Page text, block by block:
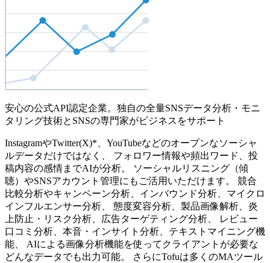
安心の公式API認定企業。独自の全量SNSデータ分析・モニ
タリング技術とSNSの専門家がビジネスをサポート
InstagramやTwitter(X)*、YouTubeなどのオープンなソーシャ
ルデータだけではなく、 フォロワー情報や頻出ワード、投
稿内容の感情までAIが分析。 ソーシャルリスニング（傾
聴）やSNSアカウント管理にもご活用いただけます。 競合
比較分析やキャンペーン分析、インバウンド分析、マイクロ
インフルエンサー分析、 態度変容分析、製品画像解析、炎
上防止・リスク分析、広告ターゲティング分析、 レビュー
口コミ分析、本音・インサイト分析、テキストマイニング機
能、 AIによる画像分析機能を使ってクライアントが必要な
どんなデータでも出力可能。 さらにTofuは多くのMAツール